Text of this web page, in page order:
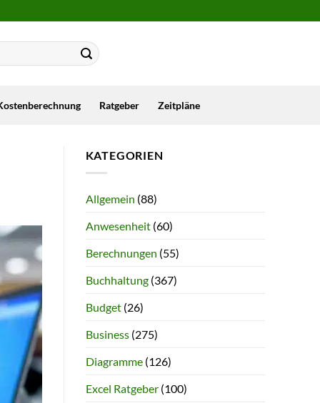
Ratgeber Zeitpläne
KATEGORIEN
Allgemein (88)
Anwesenheit(60)
Berechnungen (55)
Buchhaltung(367)
Budget(26)
Business(275)
Diagramme(126)
Excel Ratgeber(100)